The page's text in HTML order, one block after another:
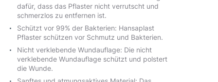
dafür, dass das Pflaster nicht verrutscht und
schmerzlos zu entfernen ist.
Schützt vor 99% der Bakterien: Hansaplast
Pflaster schützen vor Schmutz und Bakterien.
Nicht verklebende Wundauflage: Die nicht
verklebende Wundauflage schützt und polstert
die Wunde.